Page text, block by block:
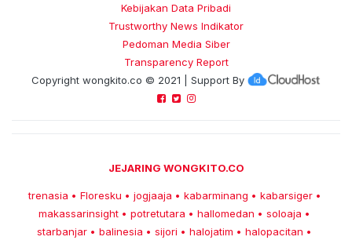
Kebijakan Data Pribadi
Trustworthy News Indikator
Pedoman Media Siber
Transparency Report
Copyright wongkito.co © 2021 | Support By
JEJARING WONGKITO.CO
trenasia • Floresku • jogjaaja • kabarminang • kabarsiger •
makassarinsight • potretutara • hallomedan • soloaja •
starbanjar • balinesia • sijori • halojatim • halopacitan •